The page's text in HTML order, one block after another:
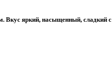
яркий, насыщенный, сладкий